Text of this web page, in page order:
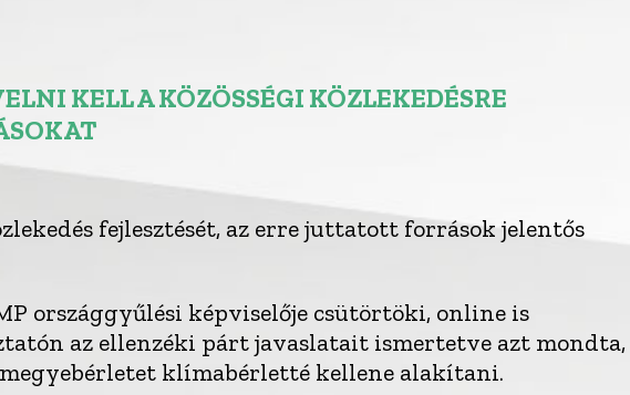
KELL A KÖZÖSSÉGI KÖZLEKEDÉSRE
fejlesztését, az erre juttatott források jelentős
országgyűlési képviselője csütörtöki, online is
az ellenzéki párt javaslatait ismertetve azt mondta,
klímabérletté kellene alakítani.